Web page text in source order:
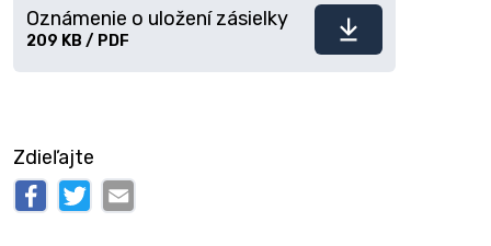
Stiahnuť
Oznámenie o uložení zásielky
209 KB / PDF
Zdieľajte